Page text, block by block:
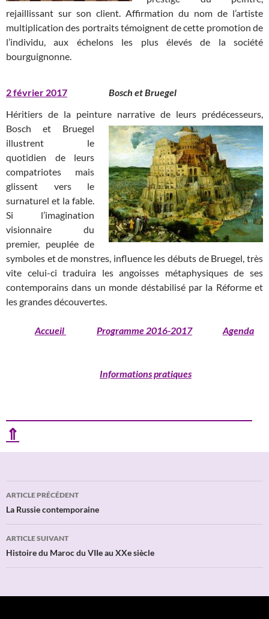
rejaillissant sur son client. Affirmation du nom de l’artiste
multiplication des portraits témoignent de cette promotion de
l’individu, aux échelons les plus élevés de la société
bourguignonne.
2 février 2017
Bosch et Bruegel
Héritiers de la peinture narrative de leurs prédécesseurs,
Bosch et Bruegel
illustrent le
quotidien de leurs
compatriotes mais
glissent vers le
surnaturel et la fable.
Si l’imagination
visionnaire du
premier, peuplée de
symboles et de monstres, influence les débuts de Bruegel, très
vite celui-ci traduira les angoisses métaphysiques de ses
contemporains dans un monde déstabilisé par la Réforme et
les grandes découvertes.
Accueil Programme 2016-2017 Agenda
Informations pratiques
⇑
Navigation
des
articles
ARTICLE PRÉCÉDENT
La Russie contemporaine
ARTICLE SUIVANT
Histoire du Maroc du VIIe au XXe siècle